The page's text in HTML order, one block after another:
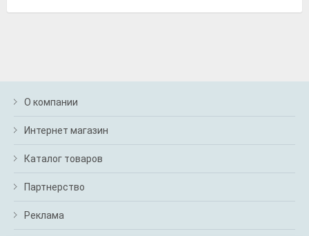
О компании
Интернет магазин
Каталог товаров
Партнерство
Реклама